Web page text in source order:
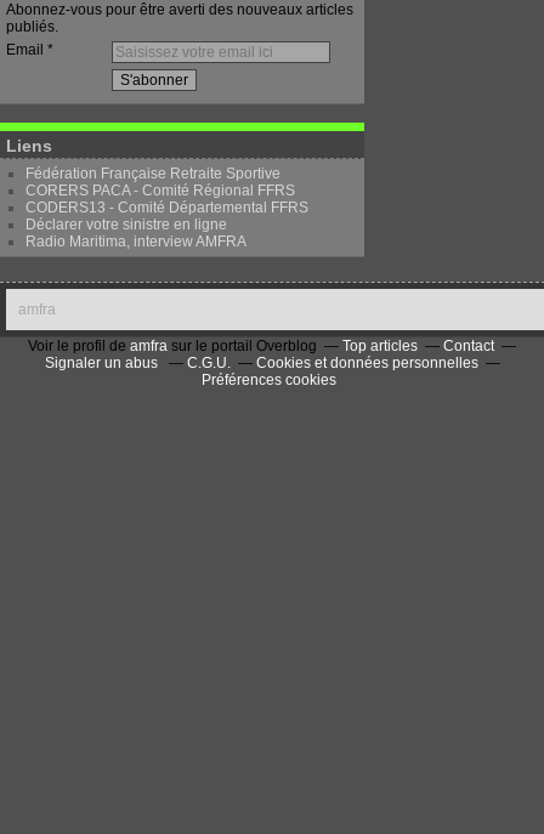
Abonnez-vous pour être averti des nouveaux articles
publiés.
Email
Liens
Fédération Française Retraite Sportive
CORERS PACA - Comité Régional FFRS
CODERS13 - Comité Départemental FFRS
Déclarer votre sinistre en ligne
Radio Maritima, interview AMFRA
amfra
Voir le profil de amfra sur le portail Overblog Top articles
Contact
Signaler un abus
C.G.U.
Cookies et données personnelles
Préférences cookies